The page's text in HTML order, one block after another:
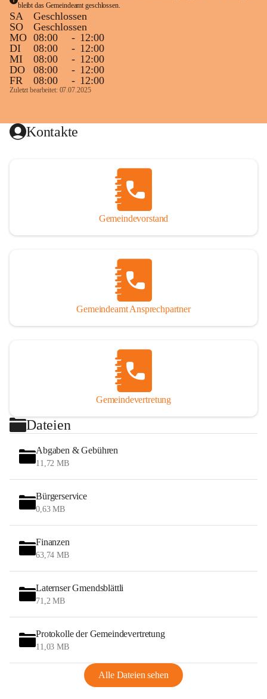
bleibt das Gemeindeamt geschlossen.
SA
Geschlossen
SO
Geschlossen
MO 08:00 - 12:00
DI
08:00 - 12:00
MI
08:00 - 12:00
DO
08:00 - 12:00
FR
08:00 - 12:00
Zuletzt bearbeitet: 07.07.2025
Kontakte
Gemeindevorstand
Gemeindeamt Ansprechpartner
Gemeindevertretung
Dateien
Abgaben & Gebühren
11,72 MB
Bürgerservice
0,63 MB
Finanzen
63,74 MB
Laternser Gmendsblättli
71,2 MB
Protokolle der Gemeindevertretung
11,03 MB
Alle Dateien sehen